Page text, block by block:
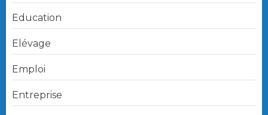
Education
Elévage
Emploi
Entreprise